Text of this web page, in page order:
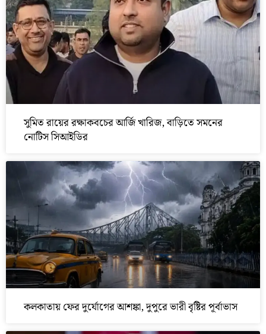
সুমিত রায়ের রক্ষাকবচের আর্জি খারিজ, বাড়িতে সমনের
নোটিস সিআইডির
কলকাতায় ফের দুর্যোগের আশঙ্কা, দুপুরে ভারী বৃষ্টির পূর্বাভাস